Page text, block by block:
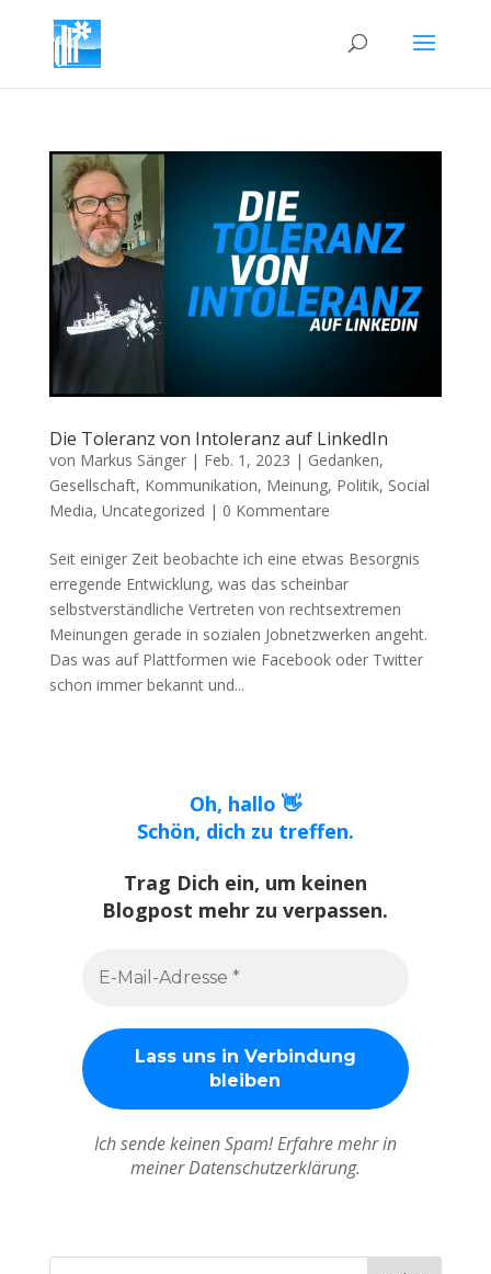
Die Toleranz von Intoleranz auf LinkedIn
von Markus Sänger| Feb. 1, 2023 | Gedanken,
Gesellschaft, Kommunikation, Meinung, Politik, Social
Media, Uncategorized | 0 Kommentare
Seit einiger Zeit beobachte ich eine etwas Besorgnis
erregende Entwicklung, was das scheinbar
selbstverständliche Vertreten von rechtsextremen
Meinungen gerade in sozialen Jobnetzwerken angeht.
Das was auf Plattformen wie Facebook oder Twitter
schon immer bekannt und...
Oh, hallo 👋
Schön, dich zu treffen.
Trag Dich ein, um keinen
Blogpost mehr zu verpassen.
Ich sende keinen Spam! Erfahre mehr in
meiner Datenschutzerklärung.